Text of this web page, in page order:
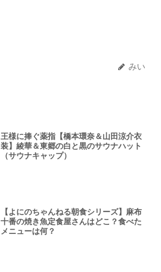
みい
王様に捧ぐ薬指【橋本環奈＆山田涼介衣
装】綾華＆東郷の白と黒のサウナハット
（サウナキャップ）
【よにのちゃんねる朝食シリーズ】麻布
十番の焼き魚定食屋さんはどこ？食べた
メニューは何？